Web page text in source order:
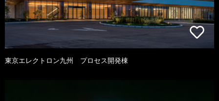
東京エレクトロン九州 プロセス開発棟